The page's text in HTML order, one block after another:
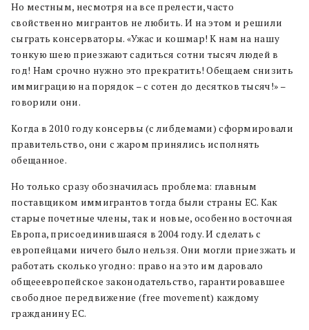
Но местным, несмотря на все прелести, часто
свойственно мигрантов не любить. И на этом и решили
сыграть консерваторы. «Ужас и кошмар! К нам на нашу
тонкую шею приезжают садиться сотни тысяч людей в
год! Нам срочно нужно это прекратить! Обещаем снизить
иммиграцию на порядок – с сотен до десятков тысяч!» –
говорили они.
Когда в 2010 году консервы (с либдемами) сформировали
правительство, они с жаром принялись исполнять
обещанное.
Но только сразу обозначилась проблема: главным
поставщиком иммигрантов тогда были страны ЕС. Как
старые почетные члены, так и новые, особенно восточная
Европа, присоединившаяся в 2004 году. И сделать с
европейцами ничего было нельзя. Они могли приезжать и
работать сколько угодно: право на это им даровало
общееевропейское законодательство, гарантировавшее
свободное передвижение (free movement) каждому
гражданину ЕС.